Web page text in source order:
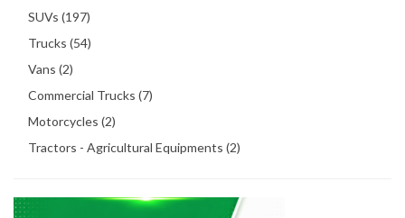
SUVs (197)
Trucks (54)
Vans (2)
Commercial Trucks (7)
Motorcycles (2)
Tractors - Agricultural Equipments (2)